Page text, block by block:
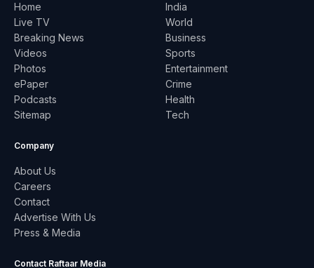
Home
Live TV
Breaking News
Videos
Photos
ePaper
Podcasts
Sitemap
India
World
Business
Sports
Entertainment
Crime
Health
Tech
Company
About Us
Careers
Contact
Advertise With Us
Press & Media
Contact Raftaar Media